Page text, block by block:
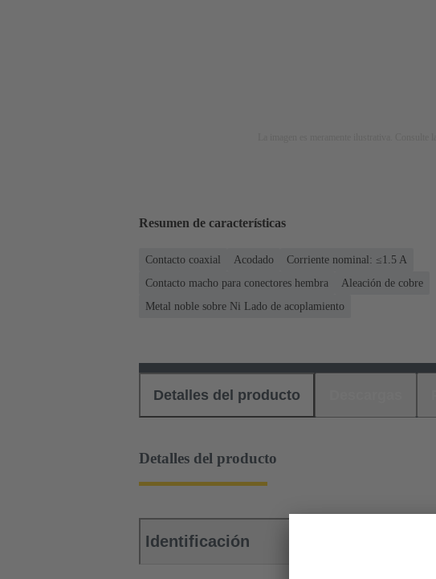
Resumen de características
Contacto coaxial Acodado
Corriente nominal: ≤1.5 A
Contacto macho para conectores hembra
Aleación de cobre
Metal noble sobre Ni Lado de acoplamiento
Detalles del producto
Detalles del producto
Identificación